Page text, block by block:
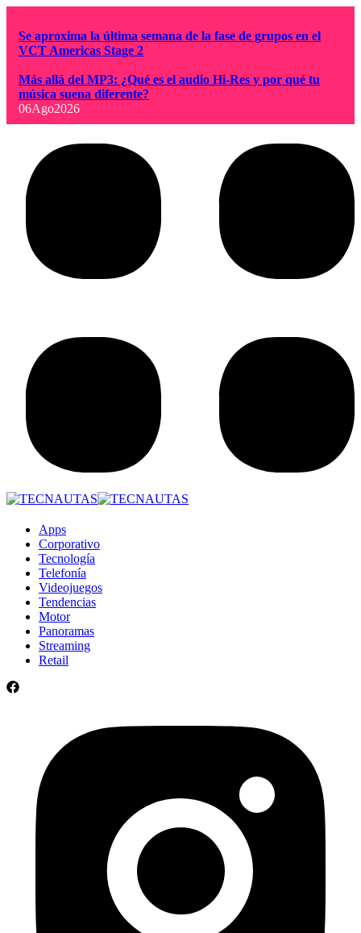
Se aproxima la última semana de la fase de grupos en el
VCT Americas Stage 2
Más allá del MP3: ¿Qué es el audio Hi-Res y por qué tu
música suena diferente?
06Ago2026
Apps
Corporativo
Tecnología
Telefonía
Videojuegos
Tendencias
Motor
Panoramas
Streaming
Retail